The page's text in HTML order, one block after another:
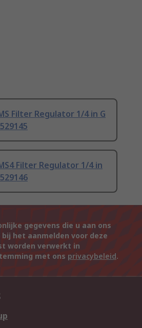
Filter Regulator 1/4 in G
Filter Regulator 1/4 in
gegevens die u aan ons
het aanmelden voor deze
worden verwerkt in
met ons privacybeleid.